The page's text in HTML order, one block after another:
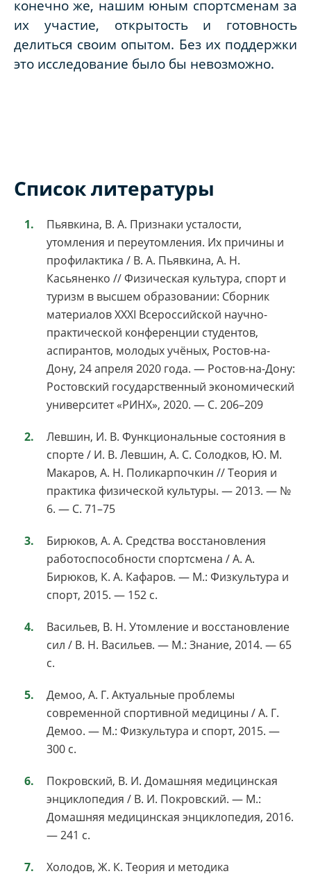
конечно же, нашим юным спортсменам за
их участие, открытость и готовность
делиться своим опытом. Без их поддержки
это исследование было бы невозможно.
Список литературы
Пьявкина, В. А. Признаки усталости,
утомления и переутомления. Их причины и
профилактика / В. А. Пьявкина, А. Н.
Касьяненко // Физическая культура, спорт и
туризм в высшем образовании: Сборник
материалов XXXI Всероссийской научно-
практической конференции студентов,
аспирантов, молодых учёных, Ростов-на-
Дону, 24 апреля 2020 года. — Ростов-на-Дону:
Ростовский государственный экономический
университет «РИНХ», 2020. — С. 206–209
Левшин, И. В. Функциональные состояния в
спорте / И. В. Левшин, А. С. Солодков, Ю. М.
Макаров, А. Н. Поликарпочкин // Теория и
практика физической культуры. — 2013. — №
6. — С. 71–75
Бирюков, А. А. Средства восстановления
работоспособности спортсмена / А. А.
Бирюков, К. А. Кафаров. — М.: Физкультура и
спорт, 2015. — 152 с.
Васильев, В. Н. Утомление и восстановление
сил / В. Н. Васильев. — М.: Знание, 2014. — 65
с.
Демоо, А. Г. Актуальные проблемы
современной спортивной медицины / А. Г.
Демоо. — М.: Физкультура и спорт, 2015. —
300 с.
Покровский, В. И. Домашняя медицинская
энциклопедия / В. И. Покровский. — М.:
Домашняя медицинская энциклопедия, 2016.
— 241 с.
Холодов, Ж. К. Теория и методика